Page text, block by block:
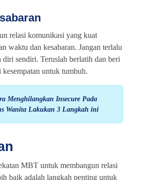
relasi komunikasi yang kuat
waktu dan kesabaran. Jangan terlalu
diri sendiri. Teruslah berlatih dan beri
untuk tumbuh.
Menghilangkan Insecure Pada
Wanita Lakukan 3 Langkah ini
MBT untuk membangun relasi
baik adalah langkah penting untuk